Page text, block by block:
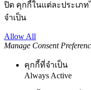
ปิด คุกกี้ในแต่ละประเภ
จำเป็น
Allow All
Manage Consent
คุกกี้ที่จำเป็น
Always Active